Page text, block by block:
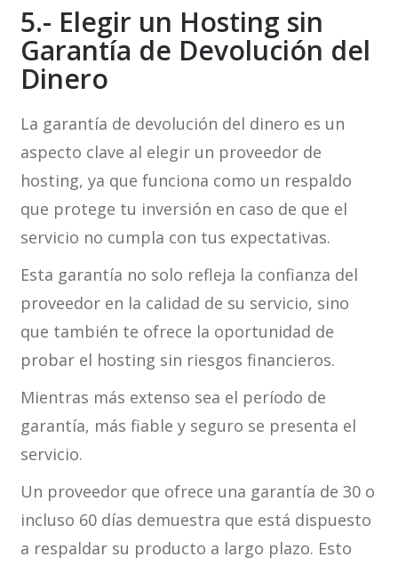
5.- Elegir un Hosting sin
Garantía de Devolución del
Dinero
La garantía de devolución del dinero es un
aspecto clave al elegir un proveedor de
hosting, ya que funciona como un respaldo
que protege tu inversión en caso de que el
servicio no cumpla con tus expectativas.
Esta garantía no solo refleja la confianza del
proveedor en la calidad de su servicio, sino
que también te ofrece la oportunidad de
probar el hosting sin riesgos financieros.
Mientras más extenso sea el período de
garantía, más fiable y seguro se presenta el
servicio.
Un proveedor que ofrece una garantía de 30 o
incluso 60 días demuestra que está dispuesto
a respaldar su producto a largo plazo. Esto